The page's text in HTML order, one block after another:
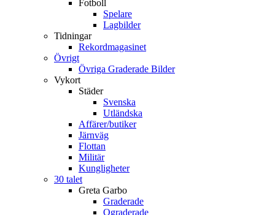
Fotboll
Spelare
Lagbilder
Tidningar
Rekordmagasinet
Övrigt
Övriga Graderade Bilder
Vykort
Städer
Svenska
Utländska
Affärer/butiker
Järnväg
Flottan
Militär
Kungligheter
30 talet
Greta Garbo
Graderade
Ograderade